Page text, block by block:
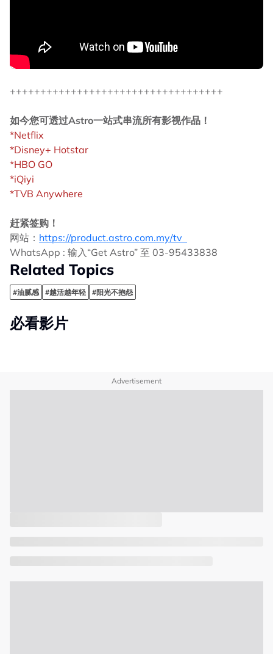
+++++++++++++++++++++++++++++++++++
如今您可透过Astro一站式串流所有影视作品！
*Netflix
*Disney+ Hotstar
*HBO GO
*iQiyi
*TVB Anywhere
赶紧签购！
网站： https://product.astro.com.my/tv
WhatsApp : 输入“Get Astro” 至 03-95433838
Related Topics
#油腻感 #越活越年轻 #阳光不抱怨
必看影片
Advertisement